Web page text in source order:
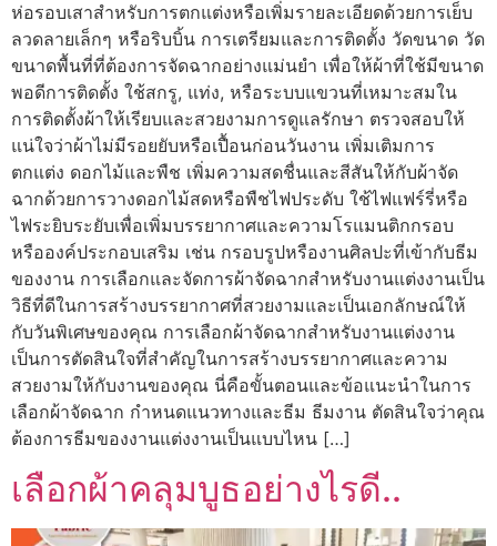
ห่อรอบเสาสำหรับการตกแต่งหรือเพิ่มรายละเอียดด้วยการเย็บ
ลวดลายเล็กๆ หรือริบบิ้น การเตรียมและการติดตั้ง วัดขนาด วัด
ขนาดพื้นที่ที่ต้องการจัดฉากอย่างแม่นยำ เพื่อให้ผ้าที่ใช้มีขนาด
พอดีการติดตั้ง ใช้สกรู, แท่ง, หรือระบบแขวนที่เหมาะสมใน
การติดตั้งผ้าให้เรียบและสวยงามการดูแลรักษา ตรวจสอบให้
แน่ใจว่าผ้าไม่มีรอยยับหรือเปื้อนก่อนวันงาน เพิ่มเติมการ
ตกแต่ง ดอกไม้และพืช เพิ่มความสดชื่นและสีสันให้กับผ้าจัด
ฉากด้วยการวางดอกไม้สดหรือพืชไฟประดับ ใช้ไฟแฟร์รี่หรือ
ไฟระยิบระยับเพื่อเพิ่มบรรยากาศและความโรแมนติกกรอบ
หรือองค์ประกอบเสริม เช่น กรอบรูปหรืองานศิลปะที่เข้ากับธีม
ของงาน การเลือกและจัดการผ้าจัดฉากสำหรับงานแต่งงานเป็น
วิธีที่ดีในการสร้างบรรยากาศที่สวยงามและเป็นเอกลักษณ์ให้
กับวันพิเศษของคุณ การเลือกผ้าจัดฉากสำหรับงานแต่งงาน
เป็นการตัดสินใจที่สำคัญในการสร้างบรรยากาศและความ
สวยงามให้กับงานของคุณ นี่คือขั้นตอนและข้อแนะนำในการ
เลือกผ้าจัดฉาก กำหนดแนวทางและธีม ธีมงาน ตัดสินใจว่าคุณ
ต้องการธีมของงานแต่งงานเป็นแบบไหน […]
เลือกผ้าคลุมบูธอย่างไรดี..